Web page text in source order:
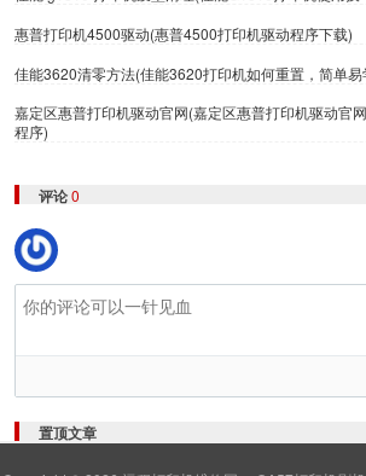
惠普打印机4500驱动(惠普4500打印机驱动程序下载)
佳能3620清零方法(佳能3620打印机如何重置，简单易
嘉定区惠普打印机驱动官网(嘉定区惠普打印机驱动官
程序)
评论0
置顶文章